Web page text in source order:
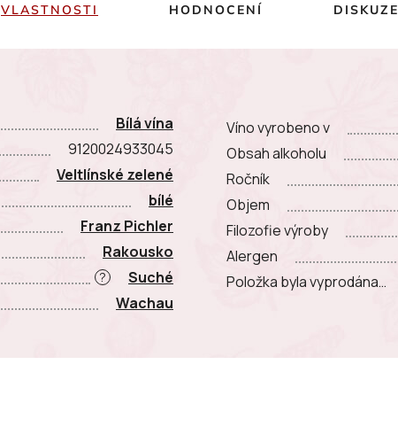
VLASTNOSTI HODNOCENÍ DISKUZE
Bílá vína
9120024933045
Veltlínské zelené
bílé
Franz Pichler
Rakousko
?
Suché
Wachau
Víno vyrobeno v
Obsah alkoholu
Ročník
Objem
Filozofie výroby
Alergen
Položka byla vyprodána…